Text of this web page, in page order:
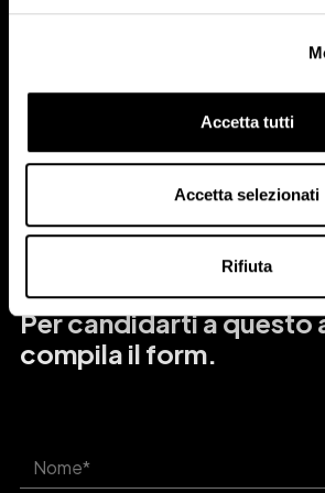
Accetta tutti
Accetta selezionati
Rifiuta
Per candidarti a questo
compila il form.